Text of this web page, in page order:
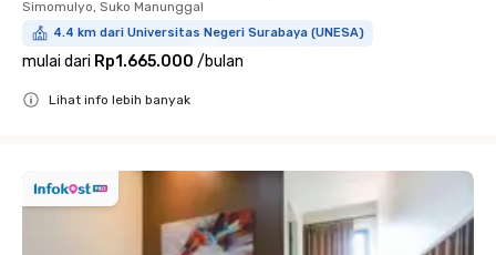
Simomulyo, Suko Manunggal
4.4 km dari Universitas Negeri Surabaya (UNESA)
mulai dari Rp1.665.000 /bulan
Lihat info lebih banyak